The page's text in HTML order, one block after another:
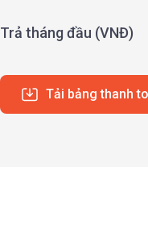
Trả tháng đầu (VNĐ)
Tải bảng thanh